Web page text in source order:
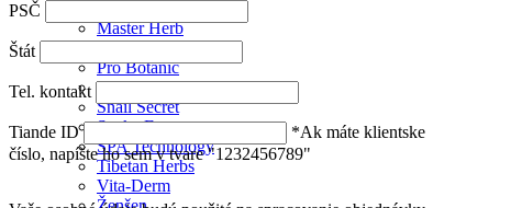
PSČ
Štát
Tel. kontakt
Tiande ID
*Ak máte klientske
číslo, napíšte ho sem v tvare "1232456789"
Master Herb
Ocean Riches
Pro Botanic
Sheep Placenta
Snail Secret
Snake Factor
SPA Technology
Tibetan Herbs
Vita-Derm